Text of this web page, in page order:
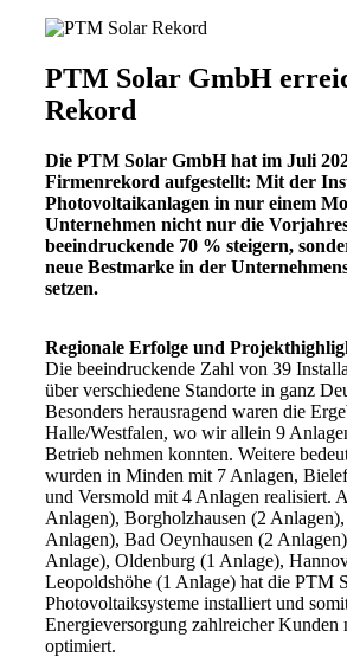
PTM Solar GmbH
Rekord
Die PTM Solar GmbH hat im Juli
Firmenrekord aufgestellt: Mit der
Photovoltaikanlagen in nur einem
Unternehmen nicht nur die
beeindruckende 70 % steigern,
neue Bestmarke in der
setzen.
Regionale Erfolge und
Die beeindruckende Zahl von 39
über verschiedene Standorte in ganz
Besonders herausragend waren die
Halle/Westfalen, wo wir allein 9
Betrieb nehmen konnten. Weitere
wurden in Minden mit 7 Anlagen,
und Versmold mit 4 Anlagen realisiert.
Anlagen), Borgholzhausen (2
Anlagen), Bad Oeynhausen (2
Anlage), Oldenburg (1 Anlage),
Leopoldshöhe (1 Anlage) hat die PTM
Photovoltaiksysteme installiert und
Energieversorgung zahlreicher Kunden
optimiert.